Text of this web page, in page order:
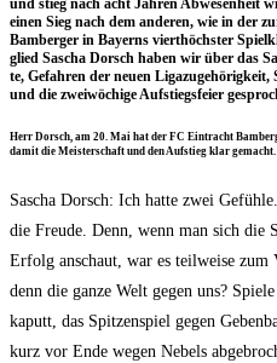
und stieg nach acht Jah­ren Abwe­sen­heit
einen Sieg nach dem ande­ren, wie in der
Bam­ber­ger in Bay­erns viert­höchs­ter
glied Sascha Dorsch haben wir über das
te, Gefah­ren der neu­en Liga­zu­ge­hö­rig­keit,
und die zwei­wö­chi­ge Auf­stiegs­fei­er
Herr Dorsch, am 20. Mai hat der FC Ein­tracht
damit die Meis­ter­schaft und den Auf­stieg klar
Sascha Dorsch: Ich hat­te zwei
die Freu­de. Denn, wenn man sich die
Erfolg anschaut, war es teil­wei­se
denn die gan­ze Welt gegen uns?
kaputt, das Spit­zen­spiel gegen
kurz vor Ende wegen Nebels